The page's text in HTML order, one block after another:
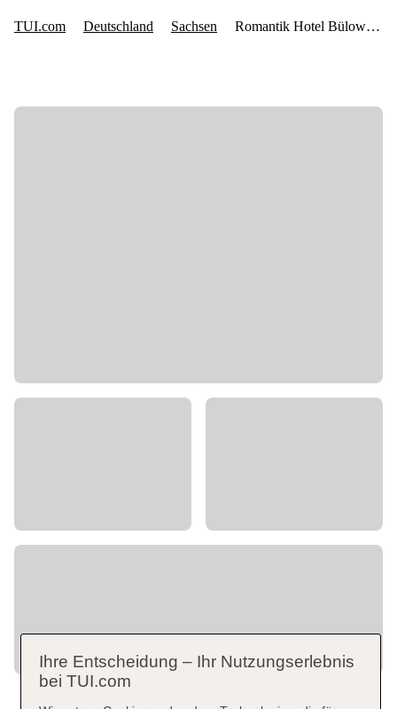
Ihre Entscheidung – Ihr Nutzungserlebnis
bei TUI.com